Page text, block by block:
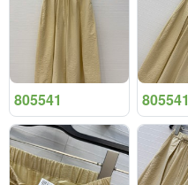
805541 805541